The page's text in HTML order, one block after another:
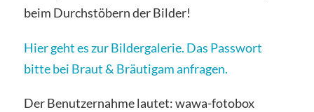
beim Durchstöbern der Bilder!
Hier geht es zur Bildergalerie. Das Passwort
bitte bei Braut & Bräutigam anfragen.
Der Benutzernahme lautet: wawa-fotobox